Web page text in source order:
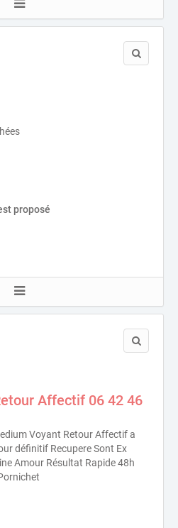
proposé
Affectif 06 42 46
Voyant Retour Affectif a
définitif Recupere Sont Ex
Amour Résultat Rapide 48h